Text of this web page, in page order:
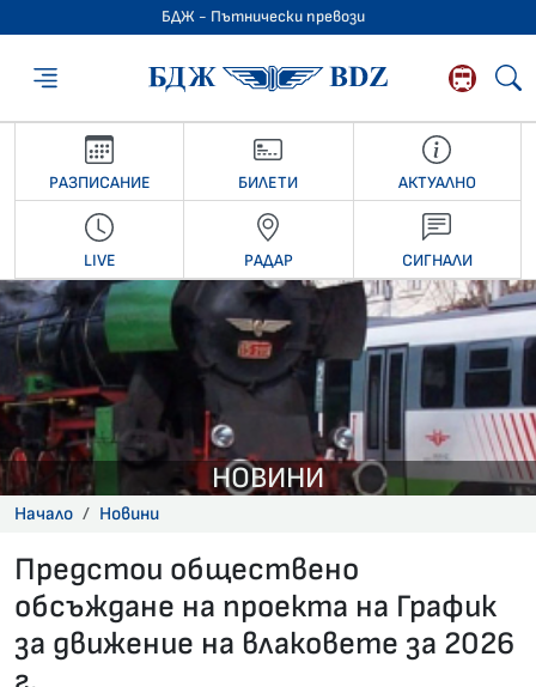
БДЖ - Пътнически превози
БДЖ -
РАЗПИСАНИЕ БИЛЕТИ АКТУАЛНО
LIVE РАДАР СИГНАЛИ
НОВИНИ
Начало Новини
Предстои обществено
обсъждане на проекта на График
за движение на влаковете за 2026